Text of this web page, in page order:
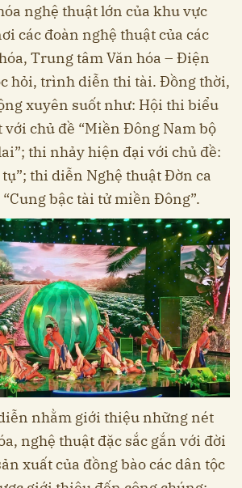
nghệ thuật lớn của khu vực
các đoàn nghệ thuật của các
Trung tâm Văn hóa – Điện
hỏi, trình diễn thi tài. Đồng thời,
xuyên suốt như: Hội thi biểu
chủ đề “Miền Đông Nam bộ
thi nhảy hiện đại với chủ đề:
thi diễn Nghệ thuật Đờn ca
bậc tài tử miền Đông”.
nhằm giới thiệu những nét
nghệ thuật đặc sắc gắn với đời
xuất của đồng bào các dân tộc